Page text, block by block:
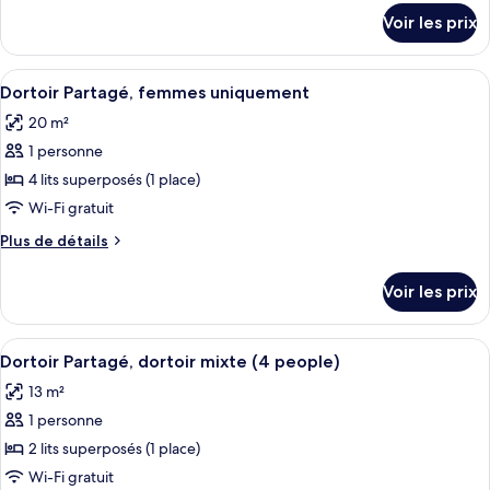
Dortoir
Partagé,
dortoir
mixte
le
type
de
Dortoir
Partagé,
mixte
Voir les prix
Afficher
toutes
les
photos
pour
ce
type
de
Dortoir
Partagé,
femmes
uniquement
Une chambre de dortoir avec des
10
Dortoir Partagé, femmes uniquement
20 m²
1 personne
4 lits superposés (1 place)
Wi-Fi gratuit
Plus de détails
Plus
le
type
de
Dortoir
Partagé,
uniquement
Voir les prix
Afficher
toutes
les
photos
pour
ce
Une chambre avec deux lits
10
Dortoir Partagé, dortoir mixte (4 people)
13 m²
1 personne
2 lits superposés (1 place)
Wi-Fi gratuit